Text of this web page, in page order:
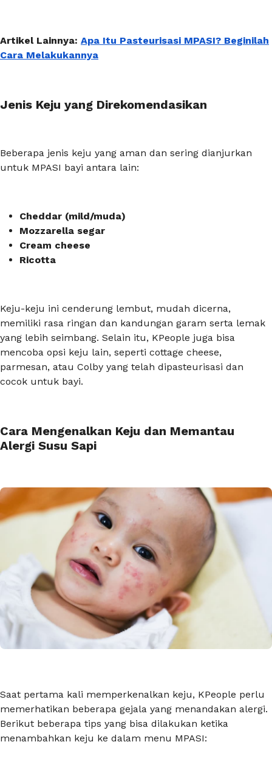
Artikel Lainnya: Apa Itu Pasteurisasi MPASI? Beginilah
Cara Melakukannya
Jenis Keju yang Direkomendasikan
Beberapa jenis keju yang aman dan sering dianjurkan
untuk MPASI bayi antara lain:
Cheddar (mild/muda)
Mozzarella segar
Cream cheese
Ricotta
Keju-keju ini cenderung lembut, mudah dicerna,
memiliki rasa ringan dan kandungan garam serta lemak
yang lebih seimbang. Selain itu, KPeople juga bisa
mencoba opsi keju lain, seperti cottage cheese,
parmesan, atau Colby yang telah dipasteurisasi dan
cocok untuk bayi.
Cara Mengenalkan Keju dan Memantau
Alergi Susu Sapi
Saat pertama kali memperkenalkan keju, KPeople perlu
memerhatikan beberapa gejala yang menandakan alergi.
Berikut beberapa tips yang bisa dilakukan ketika
menambahkan keju ke dalam menu MPASI: